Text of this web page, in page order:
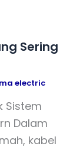
Sering
electric
Sistem
Dalam
kabel